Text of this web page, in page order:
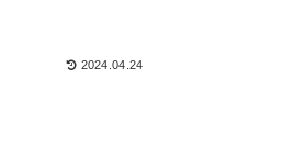
2024.04.24